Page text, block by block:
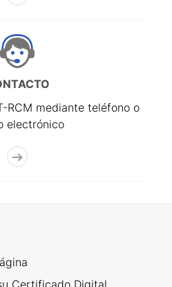
RCM mediante teléfono o
electrónico
Certificado Digital